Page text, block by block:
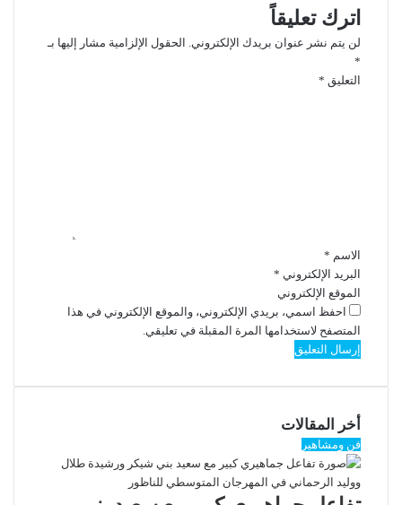
اترك تعليقاً
لن يتم نشر عنوان بريدك الإلكتروني. الحقول الإلزامية مشار إليها بـ
*
التعليق *
الاسم *
البريد الإلكتروني *
الموقع الإلكتروني
احفظ اسمي، بريدي الإلكتروني، والموقع الإلكتروني في هذا
المتصفح لاستخدامها المرة المقبلة في تعليقي.
أخر المقالات
فن ومشاهير